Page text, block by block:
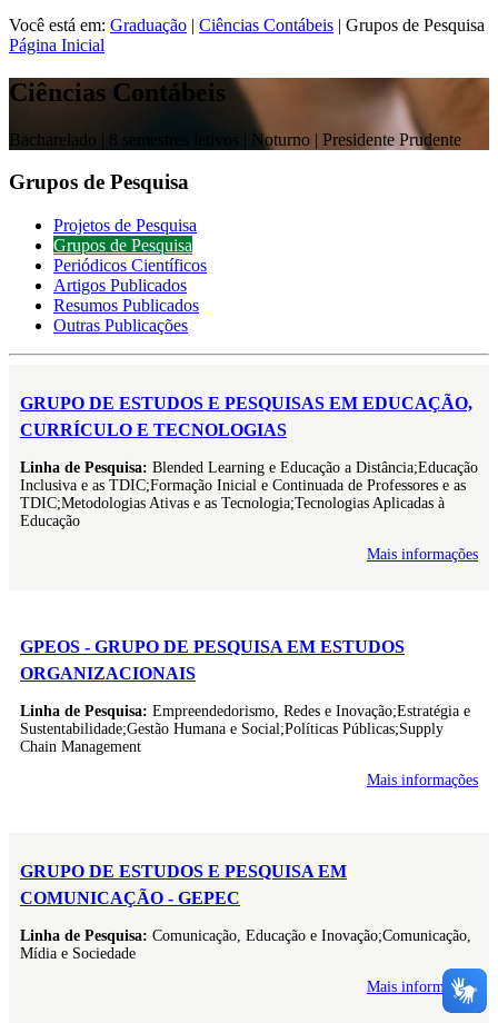
Você está em: Graduação | Ciências Contábeis | Grupos de Pesquisa
Página Inicial
Ciências Contábeis
Bacharelado | 8 semestres letivos | Noturno | Presidente Prudente
Grupos de Pesquisa
Projetos de Pesquisa
Grupos de Pesquisa
Periódicos Científicos
Artigos Publicados
Resumos Publicados
Outras Publicações
GRUPO DE ESTUDOS E PESQUISAS EM EDUCAÇÃO,
CURRÍCULO E TECNOLOGIAS
Linha de Pesquisa: Blended Learning e Educação a Distância;Educação
Inclusiva e as TDIC;Formação Inicial e Continuada de Professores e as
TDIC;Metodologias Ativas e as Tecnologia;Tecnologias Aplicadas à
Educação
Mais informações
GPEOS - GRUPO DE PESQUISA EM ESTUDOS
ORGANIZACIONAIS
Linha de Pesquisa: Empreendedorismo, Redes e Inovação;Estratégia e
Sustentabilidade;Gestão Humana e Social;Políticas Públicas;Supply
Chain Management
Mais informações
GRUPO DE ESTUDOS E PESQUISA EM
COMUNICAÇÃO - GEPEC
Linha de Pesquisa: Comunicação, Educação e Inovação;Comunicação,
Mídia e Sociedade
Mais informações